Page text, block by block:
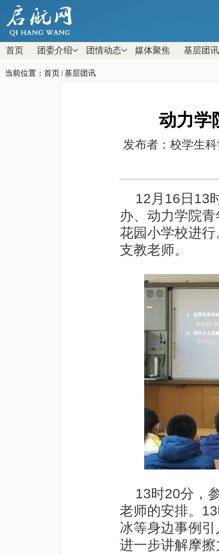
首页 团委介绍 团情动态 媒体聚焦 基层团讯
当前位置： 首页 基层团讯
动力学
发布者：校学生
12月16日13
办、动力学院
花园小学校进
支教老师。
13时20分，
老师的安排。
冰等身边事例
进一步讲解摩